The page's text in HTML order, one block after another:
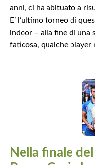
anni, ci ha abituato a
E’ l’ultimo torneo di
indoor – alla fine di una
faticosa, qualche player
Nella finale